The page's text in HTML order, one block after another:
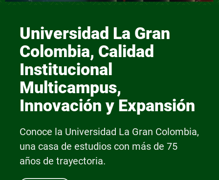
Universidad La Gran
Colombia, Calidad
Institucional
Multicampus,
Innovación y Expansión
Conoce la Universidad La Gran Colombia,
una casa de estudios con más de 75
años de trayectoria.